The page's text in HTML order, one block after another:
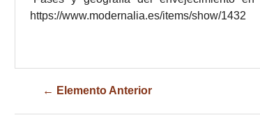
https://www.modernalia.es/items/show/1432
← Elemento Anterior